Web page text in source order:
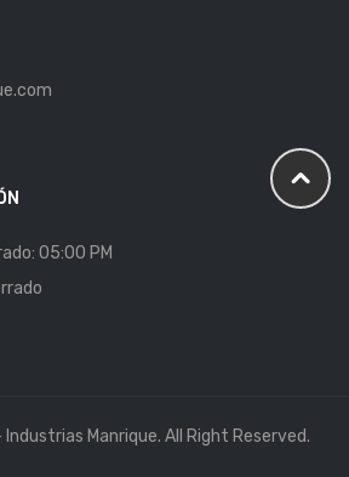
05:00 PM
Manrique. All Right Reserved.